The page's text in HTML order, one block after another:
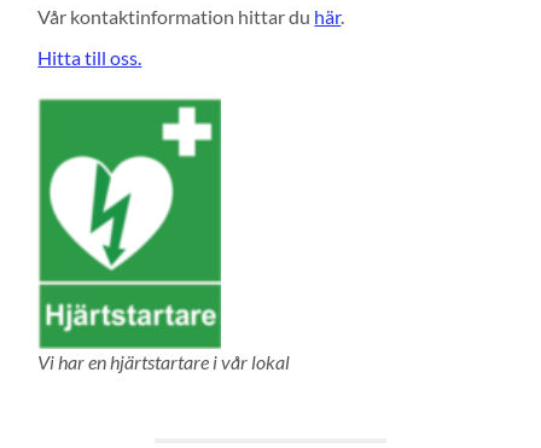
Vår kontaktinformation hittar du här.
Hitta till oss.
Vi har en hjärtstartare i vår lokal